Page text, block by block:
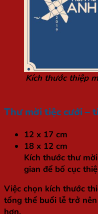
Kích thước thiệp
Thư mời tiệc cưới –
12 x 17 cm
18 x 12 cm
Kích thước thư
gian để bố cục
Việc chọn kích thước
tổng thể buổi lễ trở